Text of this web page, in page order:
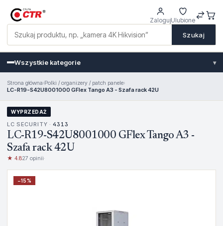
Szukaj
ZalogujUlubione
Wszystkie kategorie ▾
Strona główna›Polki / organizery / patch panele›
LC-R19-S42U8001000 GFlex Tango A3 - Szafa rack 42U
WYPRZEDAŻ
LC SECURITY · 4313
LC-R19-S42U8001000 GFlex Tango A3 -
Szafa rack 42U
★ 4.827 opinii·
−15%